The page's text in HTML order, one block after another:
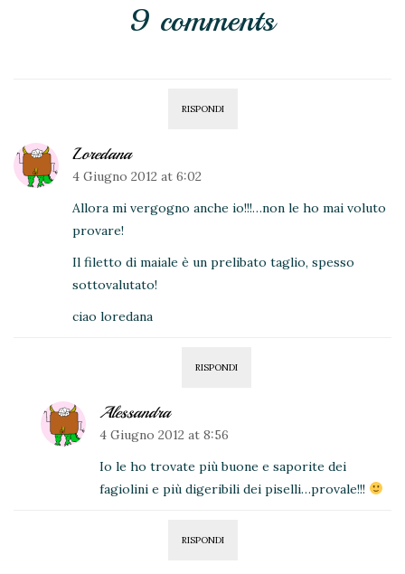
9 comments
RISPONDI
Loredana
4 Giugno 2012 at 6:02
Allora mi vergogno anche io!!!…non le ho mai voluto
provare!
Il filetto di maiale è un prelibato taglio, spesso
sottovalutato!
ciao loredana
RISPONDI
Alessandra
4 Giugno 2012 at 8:56
Io le ho trovate più buone e saporite dei
fagiolini e più digeribili dei piselli…provale!!!
RISPONDI